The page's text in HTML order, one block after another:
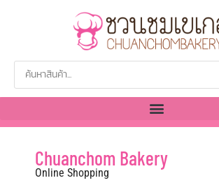
Chuanchom Bakery
Online Shopping